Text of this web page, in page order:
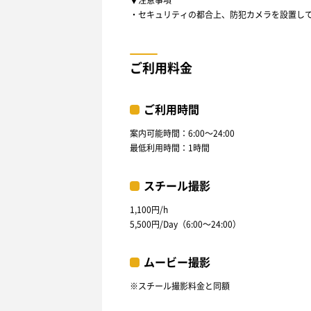
・セキュリティの都合上、防犯カメラを設置し
ご利用料金
ご利用時間
案内可能時間：6:00〜24:00
最低利用時間：1時間
スチール撮影
1,100円/h
5,500円/Day（6:00〜24:00）
ムービー撮影
※スチール撮影料金と同額